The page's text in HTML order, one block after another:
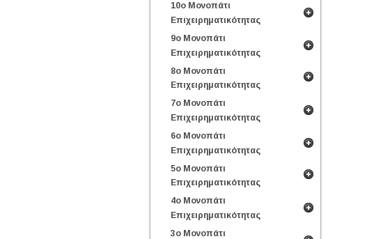
10ο Μονοπάτι
Επιχειρηματικότητας
9ο Μονοπάτι
Επιχειρηματικότητας
8ο Μονοπάτι
Επιχειρηματικότητας
7ο Μονοπάτι
Επιχειρηματικότητας
6ο Μονοπάτι
Επιχειρηματικότητας
5ο Μονοπάτι
Επιχειρηματικότητας
4ο Μονοπάτι
Επιχειρηματικότητας
3ο Μονοπάτι